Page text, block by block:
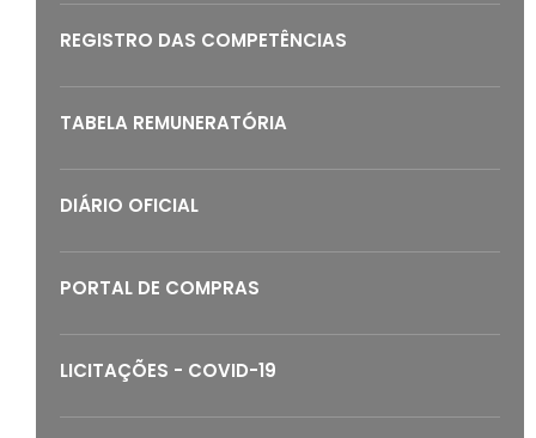
REGISTRO DAS COMPETÊNCIAS
TABELA REMUNERATÓRIA
DIÁRIO OFICIAL
PORTAL DE COMPRAS
LICITAÇÕES - COVID-19